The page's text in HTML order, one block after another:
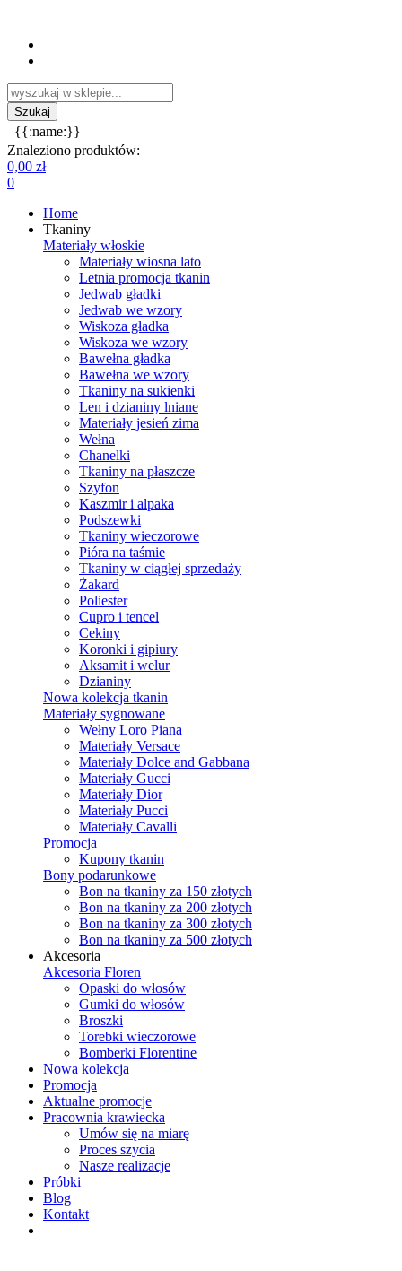
{{:name:}}
Znaleziono produktów:
0,00 zł
0
Home
Tkaniny
Materiały włoskie
Materiały wiosna lato
Letnia promocja tkanin
Jedwab gładki
Jedwab we wzory
Wiskoza gładka
Wiskoza we wzory
Bawełna gładka
Bawełna we wzory
Tkaniny na sukienki
Len i dzianiny lniane
Materiały jesień zima
Wełna
Chanelki
Tkaniny na płaszcze
Szyfon
Kaszmir i alpaka
Podszewki
Tkaniny wieczorowe
Pióra na taśmie
Tkaniny w ciągłej sprzedaży
Żakard
Poliester
Cupro i tencel
Cekiny
Koronki i gipiury
Aksamit i welur
Dzianiny
Nowa kolekcja tkanin
Materiały sygnowane
Wełny Loro Piana
Materiały Versace
Materiały Dolce and Gabbana
Materiały Gucci
Materiały Dior
Materiały Pucci
Materiały Cavalli
Promocja
Kupony tkanin
Bony podarunkowe
Bon na tkaniny za 150 złotych
Bon na tkaniny za 200 złotych
Bon na tkaniny za 300 złotych
Bon na tkaniny za 500 złotych
Akcesoria
Akcesoria Floren
Opaski do włosów
Gumki do włosów
Broszki
Torebki wieczorowe
Bomberki Florentine
Nowa kolekcja
Promocja
Aktualne promocje
Pracownia krawiecka
Umów się na miarę
Proces szycia
Nasze realizacje
Próbki
Blog
Kontakt